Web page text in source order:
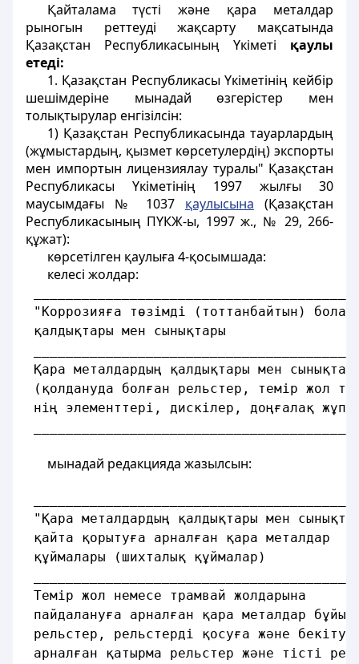
Қайталама түсті және қара металдар
рыногын реттеуді жақсарту мақсатында
Қазақстан Республикасының Үкіметі қаулы
етеді:
1. Қазақстан Республикасы Үкіметінің кейбір
шешімдеріне мынадай өзгерістер мен
толықтырулар енгізілсін:
1) Қазақстан Республикасында тауарлардың
(жұмыстардың, қызмет көрсетулердің) экспорты
мен импортын лицензиялау туралы" Қазақстан
Республикасы Үкіметінің 1997 жылғы 30
маусымдағы № 1037 қаулысына (Қазақстан
Республикасының ПҮКЖ-ы, 1997 ж., № 29, 266-
құжат):
көрсетілген қаулыға 4-қосымшада:
келесі жолдар:
"Коррозияға төзімді (тоттанбайтын)
қалдықтары мен сынықтары
Қара металдардың қалдықтары мен
(қолдануда болған рельстер, темір жол
нің элементтері, дискілер, доңғалақ
мынадай редакцияда жазылсын:
"Қара металдардың қалдықтары мен
қайта қорытуға арналған қара металдар
құймалары (шихталық құймалар)
Темір жол немесе трамвай жолдарына
пайдалануға арналған қара металдар
рельстер, рельстерді қосуға және
арналған қатырма рельстер және тісті